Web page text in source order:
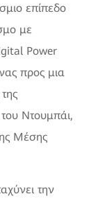
επίπεδο
με
Power
προς μια
Ντουμπάι,
Μέσης
την